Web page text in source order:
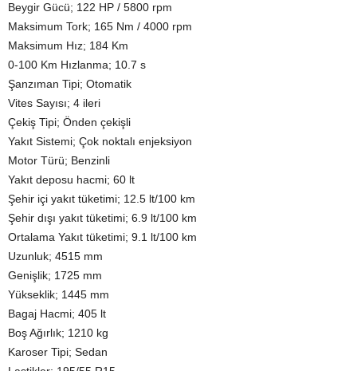
Beygir Gücü; 122 HP / 5800 rpm
Maksimum Tork; 165 Nm / 4000 rpm
Maksimum Hız; 184 Km
0-100 Km Hızlanma; 10.7 s
Şanzıman Tipi; Otomatik
Vites Sayısı; 4 ileri
Çekiş Tipi; Önden çekişli
Yakıt Sistemi; Çok noktalı enjeksiyon
Motor Türü; Benzinli
Yakıt deposu hacmi; 60 lt
Şehir içi yakıt tüketimi; 12.5 lt/100 km
Şehir dışı yakıt tüketimi; 6.9 lt/100 km
Ortalama Yakıt tüketimi; 9.1 lt/100 km
Uzunluk; 4515 mm
Genişlik; 1725 mm
Yükseklik; 1445 mm
Bagaj Hacmi; 405 lt
Boş Ağırlık; 1210 kg
Karoser Tipi; Sedan